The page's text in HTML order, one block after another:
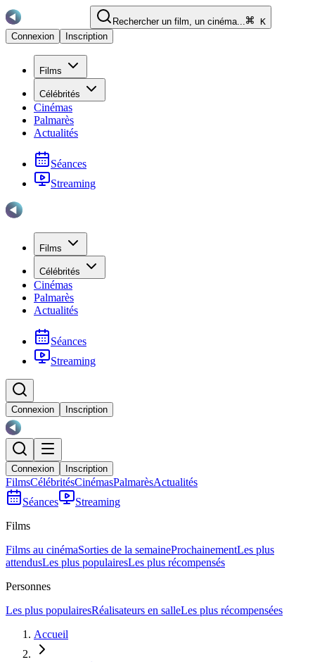
Rechercher un film, un cinéma...
K
Connexion
Inscription
Films
Célébrités
Cinémas
Palmarès
Actualités
Séances
Streaming
Films
Célébrités
Cinémas
Palmarès
Actualités
Séances
Streaming
Connexion Inscription
Connexion Inscription
FilmsCélébritésCinémasPalmarèsActualités
Séances
Streaming
Films
Films au cinémaSorties de la semaineProchainementLes plus
attendusLes plus populairesLes plus récompensés
Personnes
Les plus populairesRéalisateurs en salleLes plus récompensées
Accueil